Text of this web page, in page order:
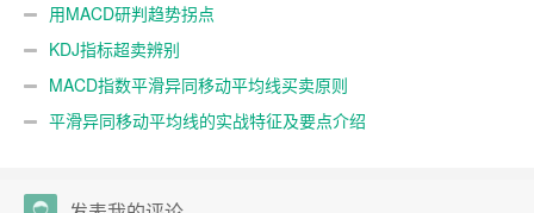
用MACD研判趋势拐点
KDJ指标超卖辨别
MACD指数平滑异同移动平均线买卖原则
平滑异同移动平均线的实战特征及要点介绍